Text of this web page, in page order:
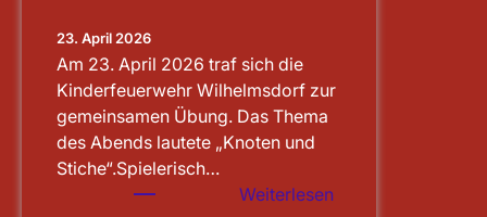
23. April 2026
Am 23. April 2026 traf sich die
Kinderfeuerwehr Wilhelmsdorf zur
gemeinsamen Übung. Das Thema
des Abends lautete „Knoten und
Stiche“.Spielerisch…
Weiterlesen